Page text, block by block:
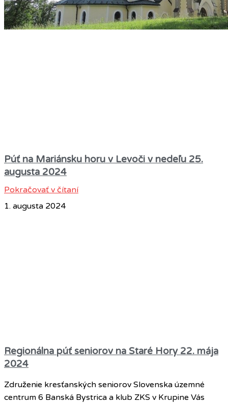
Púť na Mariánsku horu v Levoči v nedeľu 25.
augusta 2024
Pokračovať v čítaní
1. augusta 2024
Regionálna púť seniorov na Staré Hory 22. mája
2024
Združenie kresťanských seniorov Slovenska územné
centrum 6 Banská Bystrica a klub ZKS v Krupine Vás